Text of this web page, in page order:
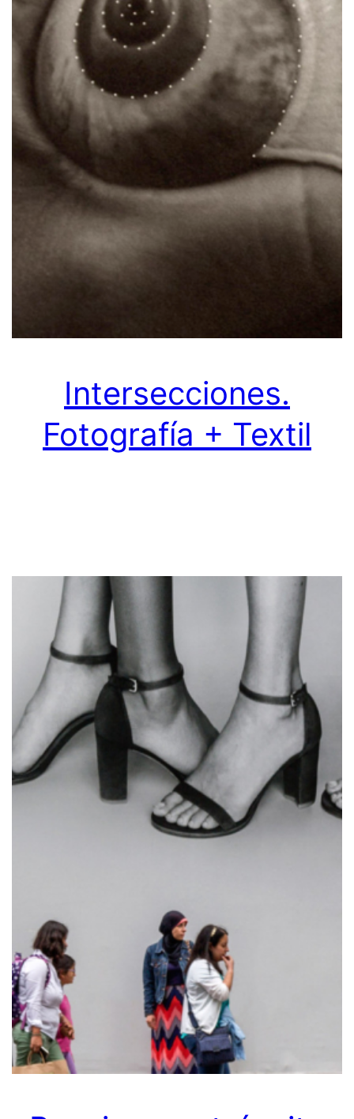
Intersecciones.
Fotografía + Textil